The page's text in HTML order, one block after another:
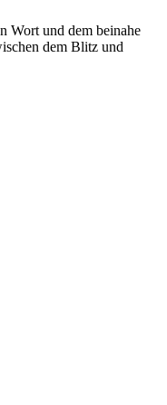
Wort und dem beinahe
dem Blitz und